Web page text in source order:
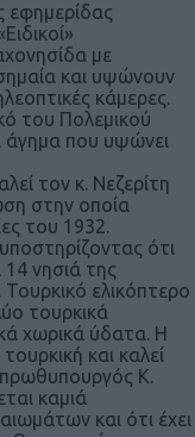
εφημερίδας
με
και υψώνουν
κάμερες.
του Πολεμικού
άγημα που υψώνει
τον κ. Νεζερίτη
στην οποία
του 1932.
ότι
νησιά της
ελικόπτερο
τουρκικά
χωρικά ύδατα. Η
και καλεί
Κ.
καμιά
και ότι έχει